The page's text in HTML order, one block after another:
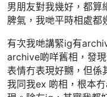
男朋友對我幾好，都算
脾氣，我哋平時相處都
有次我哋講緊ig有
archive啲咩舊相，發
表情冇表現好嬲，但係
我同我ex 啲相，根本